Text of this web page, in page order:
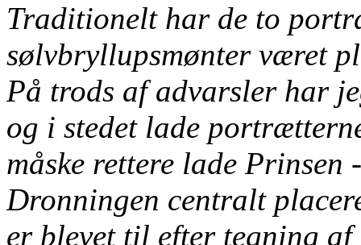
Traditionelt har de to
sølvbryllupsmønter været
På trods af advarsler har
og i stedet lade
måske rettere lade
Dronningen centralt
er blevet til efter tegning